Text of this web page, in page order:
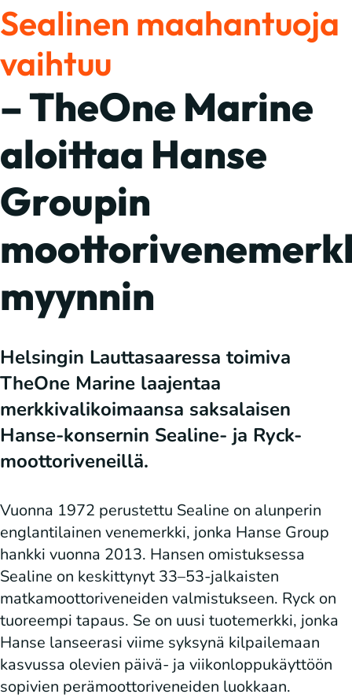
Link
Sealinen maahantuoja
vaihtuu
– TheOne Marine
aloittaa Hanse
Groupin
myynnin
Helsingin Lauttasaaressa toimiva
TheOne Marine laajentaa
merkkivalikoimaansa saksalaisen
Hanse-konsernin Sealine- ja Ryck-
moottoriveneillä.
Vuonna 1972 perustettu Sealine on alunperin
englantilainen venemerkki, jonka Hanse Group
hankki vuonna 2013. Hansen omistuksessa
Sealine on keskittynyt 33–53-jalkaisten
matkamoottoriveneiden valmistukseen. Ryck on
tuoreempi tapaus. Se on uusi tuotemerkki, jonka
Hanse lanseerasi viime syksynä kilpailemaan
kasvussa olevien päivä- ja viikonloppukäyttöön
sopivien perämoottoriveneiden luokkaan.